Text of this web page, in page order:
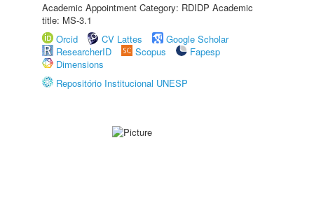
Academic Appointment Category: RDIDP Academic
title: MS-3.1
Orcid
CV Lattes
Google Scholar
ResearcherID
Scopus
Fapesp
Dimensions
Repositório Institucional UNESP